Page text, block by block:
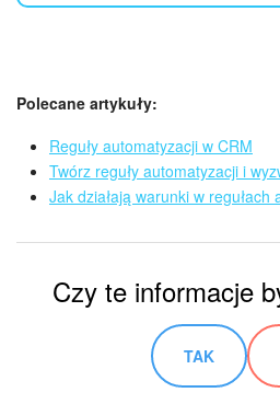
Polecane artykuły:
Reguły automatyzacji w CRM
Twórz reguły automatyzacji i
Jak działają warunki w regułach
Czy te informacje
TAK